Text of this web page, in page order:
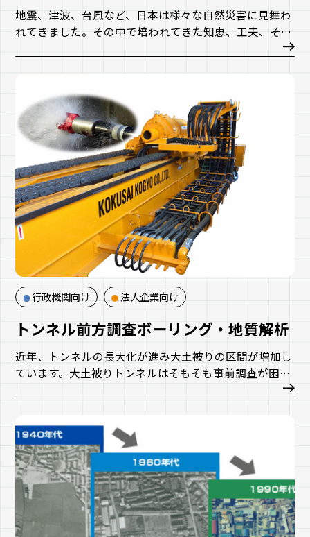
地震、津波、台風など、日本は様々な自然災害に見舞わ
れてきました。その中で培われてきた知恵、工夫、そし
て技術を活かし、道路斜面の地すべり防止や地震・津波
機関やコミュニティを対象とした防災教育などに取り組
んでいます。
行政機関向け 法人企業向け
トンネル前方調査ボーリング・地質解析
近年、トンネルの長大化が進み大土被りの区間が増加し
ています。大土被りトンネルはそもそも事前調査が困難
な領域が多く、他の土木工事と比較しても、地質の不確
ます。本サービスはトンネル施工と並行して長尺の前方
調査を行うことにより、従来よりも更に設計・施工に効
率的な地質調査を提供します。